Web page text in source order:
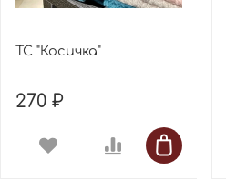
ТС "Косичка"
270 ₽